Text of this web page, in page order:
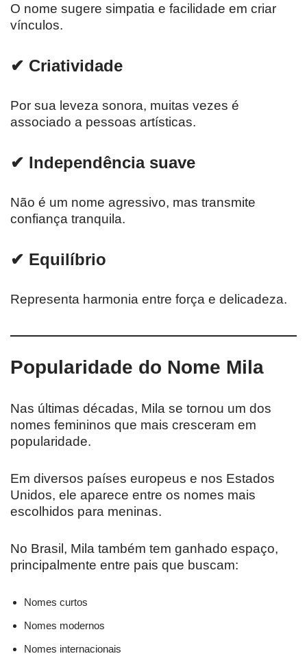
O nome sugere simpatia e facilidade em criar
vínculos.
✔ Criatividade
Por sua leveza sonora, muitas vezes é
associado a pessoas artísticas.
✔ Independência suave
Não é um nome agressivo, mas transmite
confiança tranquila.
✔ Equilíbrio
Representa harmonia entre força e delicadeza.
Popularidade do Nome Mila
Nas últimas décadas, Mila se tornou um dos
nomes femininos que mais cresceram em
popularidade.
Em diversos países europeus e nos Estados
Unidos, ele aparece entre os nomes mais
escolhidos para meninas.
No Brasil, Mila também tem ganhado espaço,
principalmente entre pais que buscam:
Nomes curtos
Nomes modernos
Nomes internacionais